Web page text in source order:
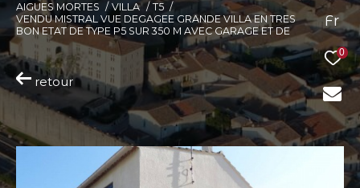
Fr
0
AIGUES MORTES
VILLA
T5
VENDU MISTRAL VUE DEGAGEE GRANDE VILLA EN TRES
BON ETAT DE TYPE P5 SUR 350 M AVEC GARAGE ET DE
retour